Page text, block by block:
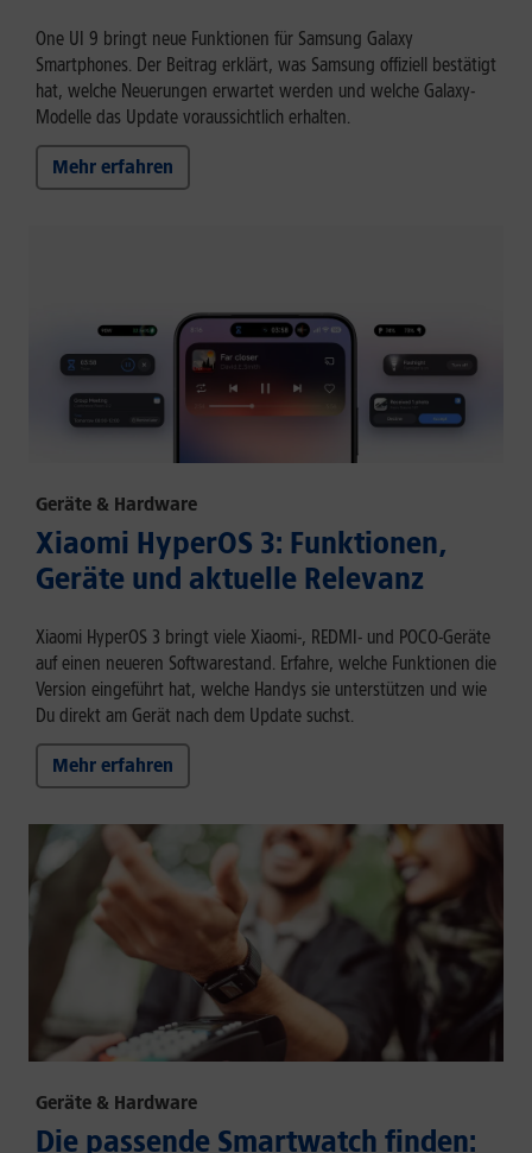
One UI 9 bringt neue Funktionen für Samsung Galaxy
Smartphones. Der Beitrag erklärt, was Samsung offiziell bestätigt
hat, welche Neuerungen erwartet werden und welche Galaxy-
Modelle das Update voraussichtlich erhalten.
Mehr erfahren
Geräte & Hardware
Xiaomi HyperOS 3: Funktionen,
Geräte und aktuelle Relevanz
Xiaomi HyperOS 3 bringt viele Xiaomi-, REDMI- und POCO-Geräte
auf einen neueren Softwarestand. Erfahre, welche Funktionen die
Version eingeführt hat, welche Handys sie unterstützen und wie
Du direkt am Gerät nach dem Update suchst.
Mehr erfahren
Geräte & Hardware
Die passende Smartwatch finden: